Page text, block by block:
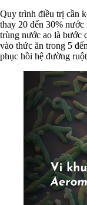
Quy trình điều trị cần
thay 20 đến 30%
trùng nước ao là bước
vào thức ăn trong 5
phục hồi hệ đường